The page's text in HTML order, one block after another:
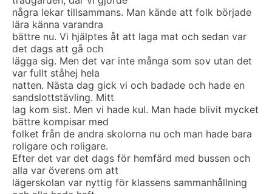
några lekar tillsammans. Man kände att folk började
lära känna varandra
bättre nu. Vi hjälptes åt att laga mat och sedan var
det dags att gå och
lägga sig. Men det var inte många som sov utan det
var fullt ståhej hela
natten. Nästa dag gick vi och badade och hade en
sandslottstävling. Mitt
lag kom sist. Men vi hade kul. Man hade blivit mycket
bättre kompisar med
folket från de andra skolorna nu och man hade bara
roligare och roligare.
Efter det var det dags för hemfärd med bussen och
alla var överens om att
lägerskolan var nyttig för klassens sammanhållning